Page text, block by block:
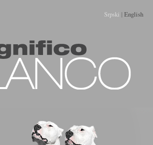
Srpski | English